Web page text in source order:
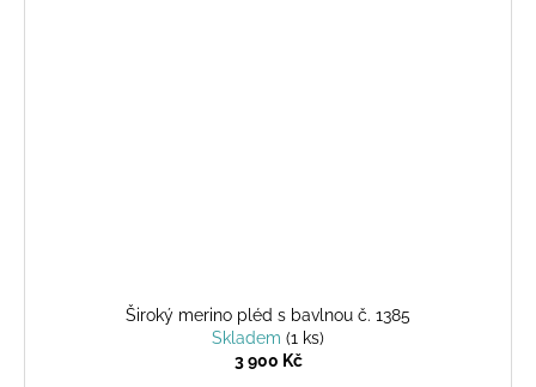
Široký merino pléd s bavlnou č. 1385
Skladem (1 ks)
3 900 Kč